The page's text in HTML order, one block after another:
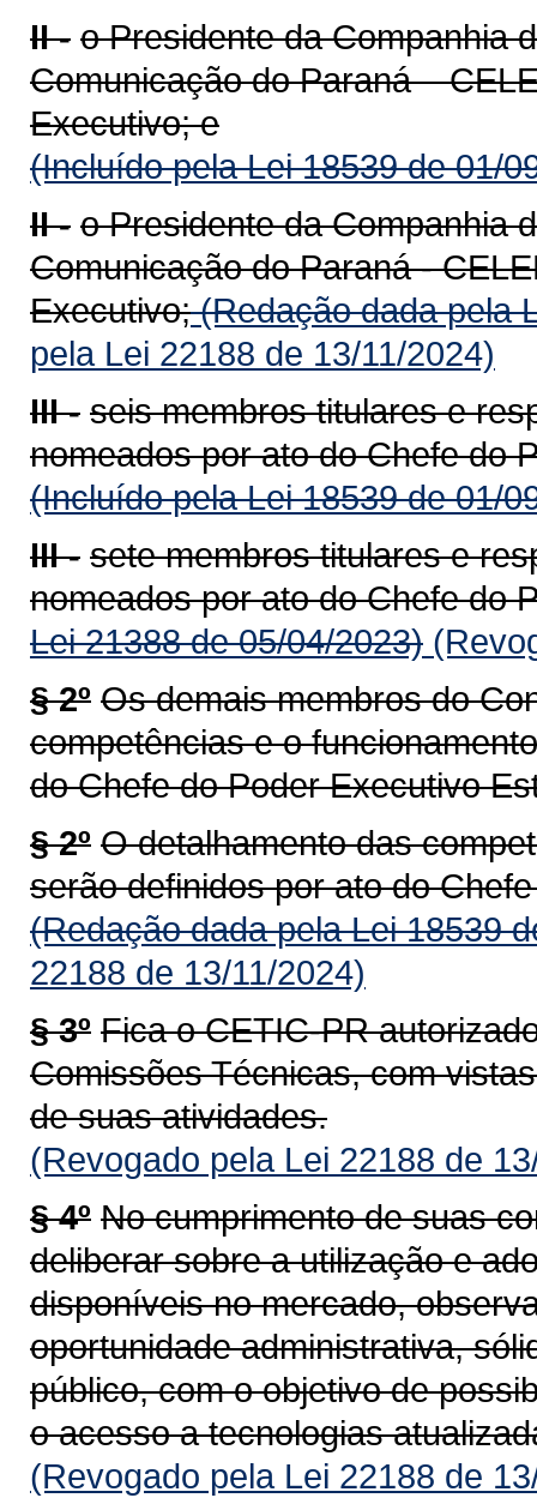
II - o Presidente da Companhia
Comunicação do Paraná –
Executivo; e
(Incluído pela Lei 18539 de 01/
II - o Presidente da Companhia
Comunicação do Paraná -
Executivo;(Redação dada pela
pela Lei 22188 de 13/11/2024)
III - seis membros titulares e
nomeados por ato do Chefe do
(Incluído pela Lei 18539 de 01/
III - sete membros titulares e
nomeados por ato do Chefe do
Lei 21388 de 05/04/2023)
§ 2º Os demais membros do
competências e o
do Chefe do Poder Executivo
§ 2º O detalhamento das
serão definidos por ato do
(Redação dada pela Lei 18539
22188 de 13/11/2024)
§ 3º Fica o CETIC-PR
Comissões Técnicas, com
de suas atividades.
(Revogado pela Lei 22188 de
§ 4º No cumprimento de suas
deliberar sobre a utilização e
disponíveis no mercado,
oportunidade administrativa,
público, com o objetivo de
o acesso a tecnologias
(Revogado pela Lei 22188 de